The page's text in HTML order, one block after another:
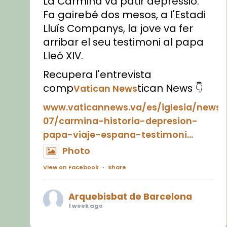
Fa gairebé dos mesos, a l'Estadi
Lluís Companys, la jove va fer
arribar el seu testimoni al papa
Lleó XIV.
Recupera l'entrevista
compVatican Newstican News 👇
www.vaticannews.va/es/iglesia/news/
07/carmina-historia-depresion-
papa-viaje-espana-testimoni...
Photo
View on Facebook · Share
Arquebisbat de Barcelona
1 week ago